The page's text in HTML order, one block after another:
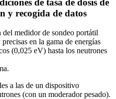
de tasa de dosis de
y recogida de datos
medidor de sondeo portátil
en la gama de energías
(0,025 eV) hasta los neutrones
a las de un dispositivo
(con un moderador pesado).